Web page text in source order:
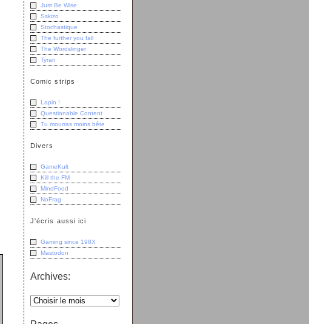
Just Be Wise
Sskizo
Stochastique
The further you fall
The Wordslinger
Tyran
Comic strips
Lapin !
Questionable Content
Tu mourras moins bête
Divers
GameKult
Kill the FM
MindFood
NoFrag
J'écris aussi ici
Gaming since 198X
Mastodon
Archives: